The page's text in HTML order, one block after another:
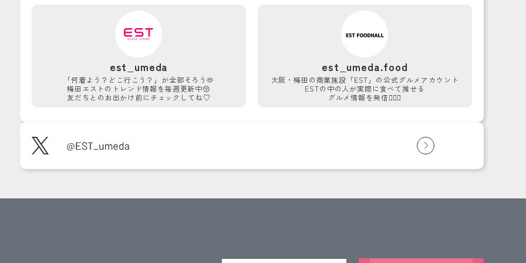
est_umeda
「何着よう？どこ行こう？」が全部そろう🫶
梅田エストのトレンド情報を毎週更新中😚
友だちとのお出かけ前にチェックしてね♡
est_umeda.food
大阪・梅田の商業施設「EST」の公式グルメアカウント
ESTの中の人が実際に食べて推せる
グルメ情報を発信💁‍♀️✨